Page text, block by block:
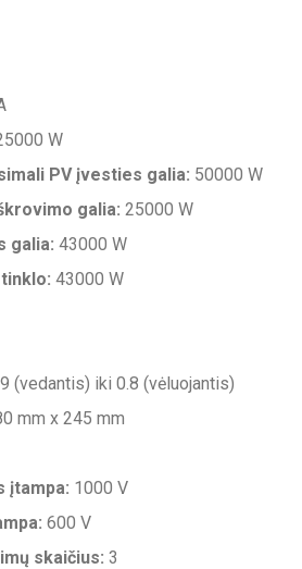
W
PV įvesties galia: 50000 W
galia: 25000 W
galia: 43000 W
43000 W
(vedantis) iki 0.8 (vėluojantis)
mm x 245 mm
įtampa: 1000 V
600 V
skaičius: 3